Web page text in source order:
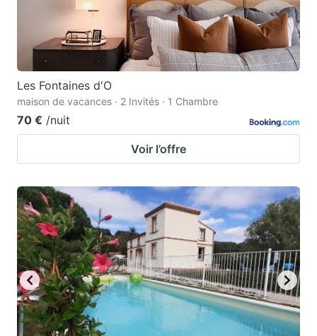
Les Fontaines d'O
maison de vacances · 2 Invités · 1 Chambre
70 € /nuit
Voir l’offre